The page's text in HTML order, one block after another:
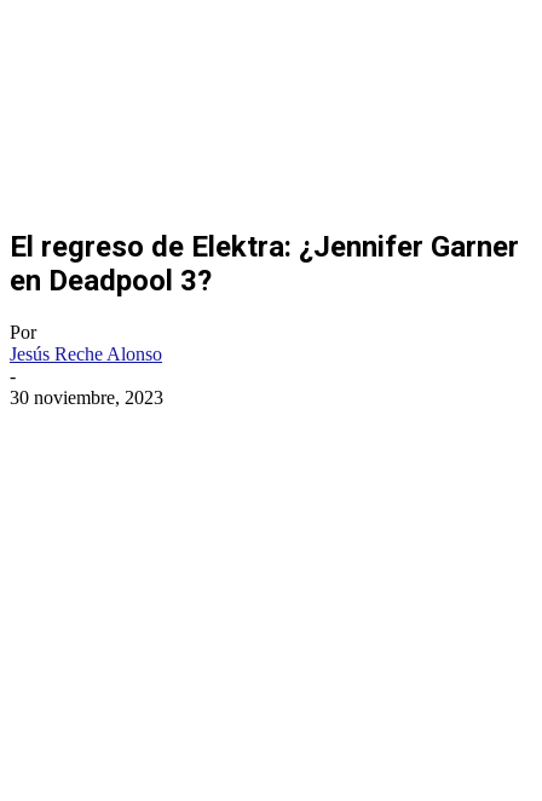
El regreso de Elektra: ¿Jennifer Garner
en Deadpool 3?
Por
Jesús Reche Alonso
-
30 noviembre, 2023